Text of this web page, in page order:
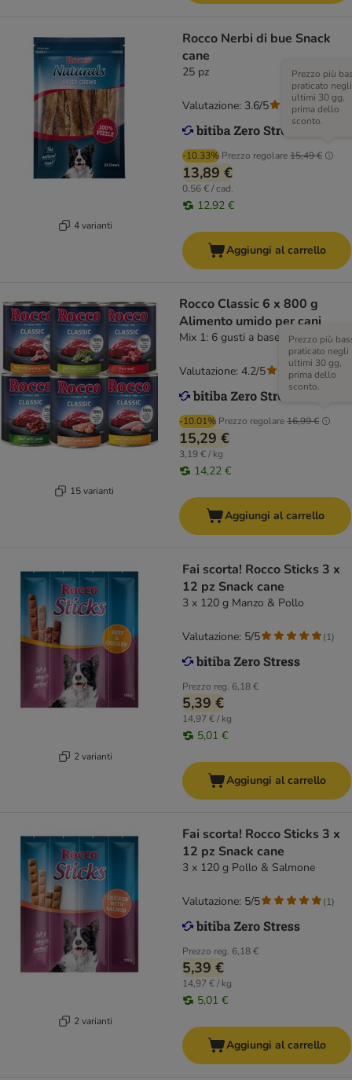
4 varianti
Rocco Nerbi di bue Snack
cane
25 pz
-10.33% Prezzo regolare15,49 €
Prezzo più
praticato negli
ultimi 30 gg,
prima dello
sconto.
13,89 €
0,56 € / cad.
12,92 €
Valutazione: 3.6/5 (79
Aggiungi al carrello
15 varianti
Rocco Classic 6 x 800 g
Alimento umido per cani
Mix 1: 6 gusti a base di Manzo
-10.01% Prezzo regolare16,99 €
Prezzo più
praticato negli
ultimi 30 gg,
prima dello
sconto.
15,29 €
3,19 € / kg
14,22 €
Valutazione: 4.2/5 (524
Aggiungi al carrello
2 varianti
Fai scorta! Rocco Sticks 3 x
12 pz Snack cane
3 x 120 g Manzo & Pollo
Prezzo reg. 6,18 €
5,39 €
14,97 € / kg
5,01 €
Valutazione: 5/5 (1)
Aggiungi al carrello
2 varianti
Fai scorta! Rocco Sticks 3 x
12 pz Snack cane
3 x 120 g Pollo & Salmone
Prezzo reg. 6,18 €
5,39 €
14,97 € / kg
5,01 €
Valutazione: 5/5 (1)
Aggiungi al carrello